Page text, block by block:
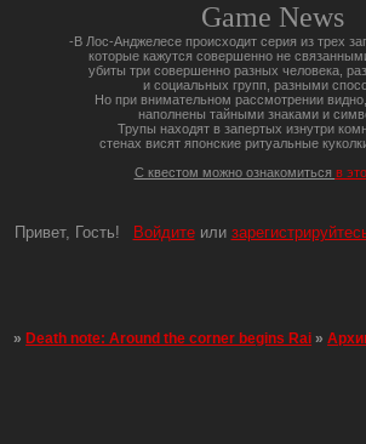
Game News
-В Лос-Анджелесе происходит серия из трех
которые кажутся совершенно не
убиты три совершенно разных человека,
и социальных групп, разными
Но при внимательном рассмотрении
наполнены тайными знаками и
Трупы находят в запертых изнутри
стенах висят японские ритуальные
С квестом можно ознакомиться в
Привет, Гость! Войдитеили
»Death note: Around the corner begins Rai »